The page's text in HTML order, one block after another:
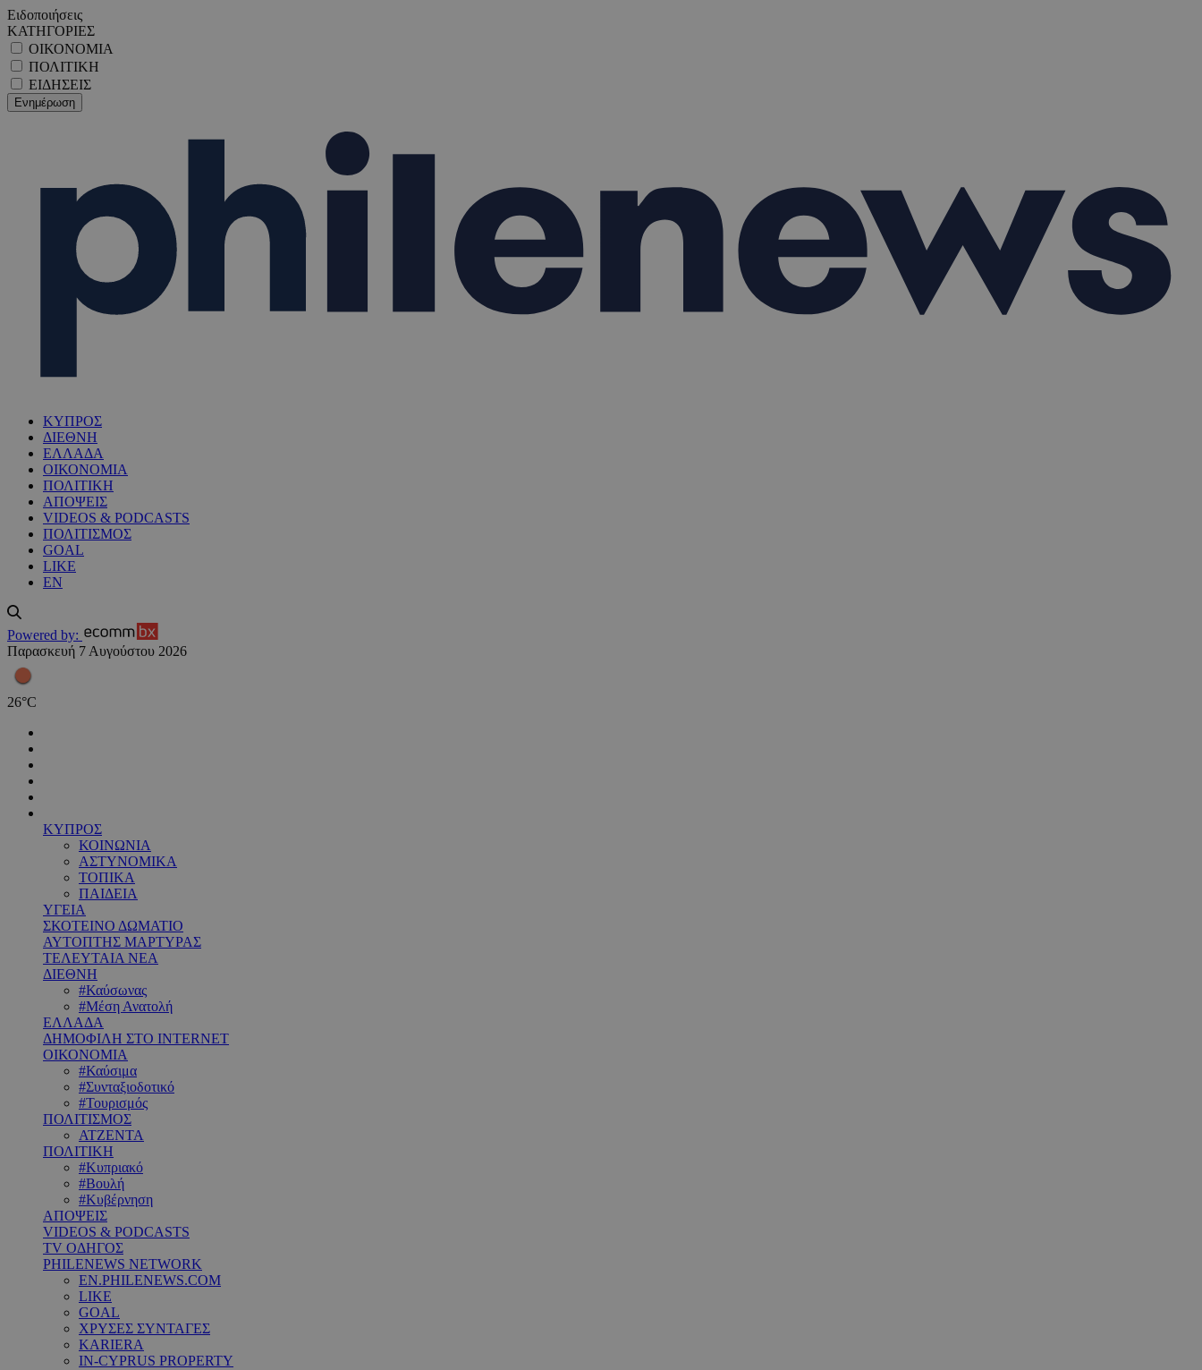
Ειδοποιήσεις
ΚΑΤΗΓΟΡΙΕΣ
ΟΙΚΟΝΟΜΙΑ
ΠΟΛΙΤΙΚΗ
ΕΙΔΗΣΕΙΣ
ΚΥΠΡΟΣ
ΔΙΕΘΝΗ
ΕΛΛΑΔΑ
ΟΙΚΟΝΟΜΙΑ
ΠΟΛΙΤΙΚΗ
ΑΠΟΨΕΙΣ
VIDEOS & PODCASTS
ΠΟΛΙΤΙΣΜΟΣ
GOAL
LIKE
EN
Powered by:
Παρασκευή 7 Αυγούστου 2026
26°C
ΚΥΠΡΟΣ
ΚΟΙΝΩΝΙΑ
ΑΣΤΥΝΟΜΙΚΑ
ΤΟΠΙΚΑ
ΠΑΙΔΕΙΑ
ΥΓΕΙΑ
ΣΚΟΤΕΙΝΟ ΔΩΜΑΤΙΟ
ΑΥΤΟΠΤΗΣ ΜΑΡΤΥΡΑΣ
ΤΕΛΕΥΤΑΙΑ ΝΕΑ
ΔΙΕΘΝΗ
#Καύσωνας
#Μέση Ανατολή
ΕΛΛΑΔΑ
ΔΗΜΟΦΙΛΗ ΣΤΟ INTERNET
ΟΙΚΟΝΟΜΙΑ
#Καύσιμα
#Συνταξιοδοτικό
#Τουρισμός
ΠΟΛΙΤΙΣΜΟΣ
ΑΤΖΕΝΤΑ
ΠΟΛΙΤΙΚΗ
#Κυπριακό
#Βουλή
#Κυβέρνηση
ΑΠΟΨΕΙΣ
VIDEOS & PODCASTS
TV ΟΔΗΓΟΣ
PHILENEWS NETWORK
EN.PHILENEWS.COM
LIKE
GOAL
ΧΡΥΣΕΣ ΣΥΝΤΑΓΕΣ
KARIERA
IN-CYPRUS PROPERTY